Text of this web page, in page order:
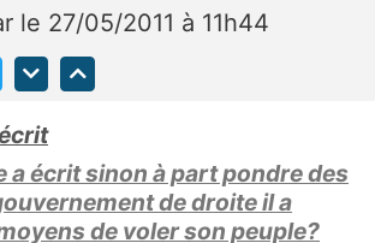
le 27/05/2011 à 11h44
a écrit sinon à part pondre des
de droite il a
de voler son peuple?